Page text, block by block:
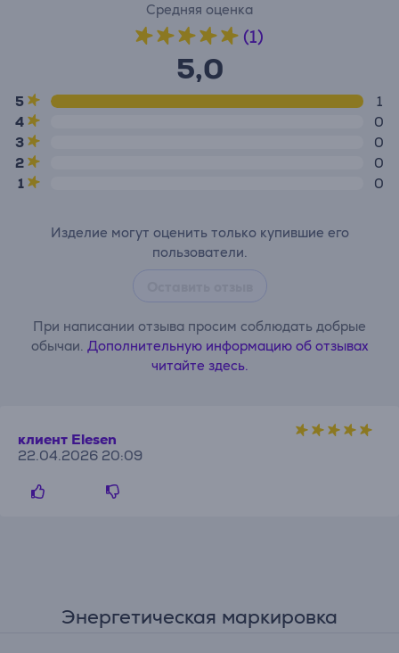
Средняя оценка
(1)
5,0
5
1
4
0
3
0
2
0
1
0
Изделие могут оценить только купившие его
пользователи.
При написании отзыва просим соблюдать добрые
обычаи. Дополнительную информацию об отзывах
читайте здесь.
клиент Elesen
22.04.2026 20:09
Энергетическая маркировка